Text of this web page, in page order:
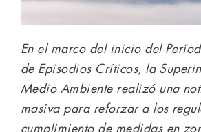
En el marco del inicio del
de Episodios Críticos, la
Medio Ambiente realizó una
masiva para reforzar a los